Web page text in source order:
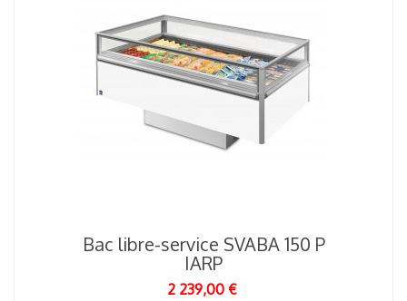
Bac libre-service SVABA 150 P
IARP
2 239,00 €